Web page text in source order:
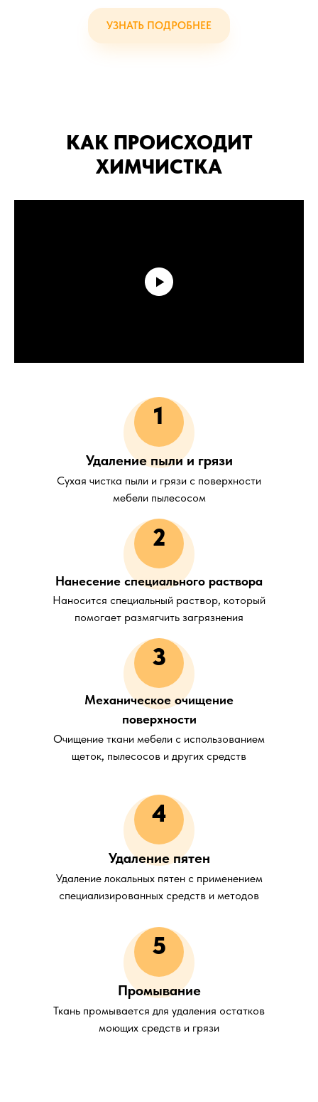
УЗНАТЬ ПОДРОБНЕЕ
КАК ПРОИСХОДИТ
ХИМЧИСТКА
1
Удаление пыли и грязи
Сухая чистка пыли и грязи с поверхности
мебели пылесосом
2
Нанесение специального раствора
Наносится специальный раствор, который
помогает размягчить загрязнения
3
Механическое очищение
поверхности
Очищение ткани мебели с использованием
щеток, пылесосов и других средств
4
Удаление пятен
Удаление локальных пятен с применением
специализированных средств и методов
5
Промывание
Ткань промывается для удаления остатков
моющих средств и грязи